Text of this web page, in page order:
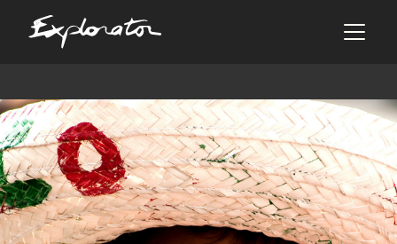
Les pays
AFRIQUE DU SUD
ALBANIE
ALGÉRIE
ANGOLA